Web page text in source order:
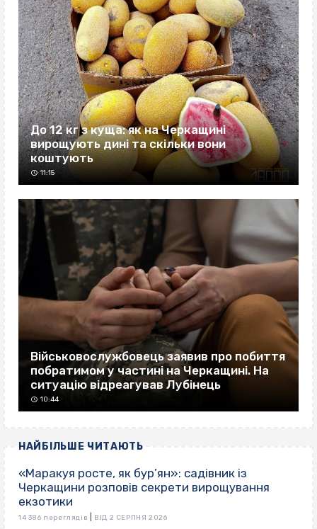
До 12 кг з куща: як на Черкащині
вирощують дині та скільки вони
коштують
11:15
Військовослужбовець заявив про побиття
побратимом у частині на Черкащині. На
ситуацію відреагував Лубінець
10:44
НАЙБІЛЬШЕ ЧИТАЮТЬ
«Маракуя росте, як бур’ян»: садівник із
Черкащини розповів секрети вирощування
екзотики
14 386 переглядів ВІД 2 СЕРПНЯ 2026